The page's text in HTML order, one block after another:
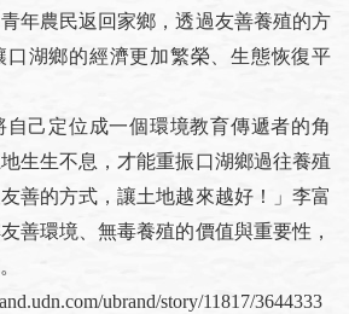
年農民返回家鄉，透過友善養殖的方
口湖鄉的經濟更加繁榮、生態恢復平
己定位成一個環境教育傳遞者的角
生生不息，才能重振口湖鄉過往養殖
善的方式，讓土地越來越好！」李富
善環境、無毒養殖的價值與重要性，
ubrand/story/11817/3644333